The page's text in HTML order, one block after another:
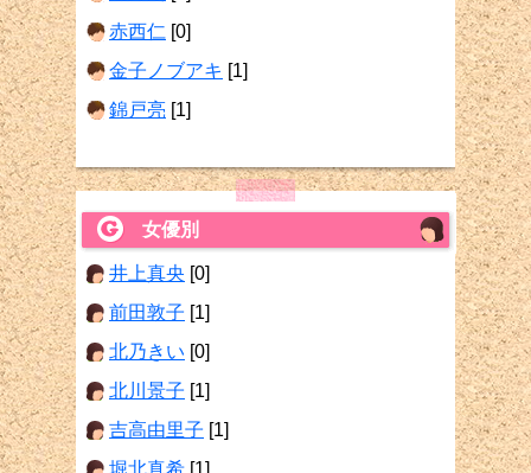
赤西仁 [0]
金子ノブアキ [1]
錦戸亮 [1]
女優別
井上真央 [0]
前田敦子 [1]
北乃きい [0]
北川景子 [1]
吉高由里子 [1]
堀北真希 [1]